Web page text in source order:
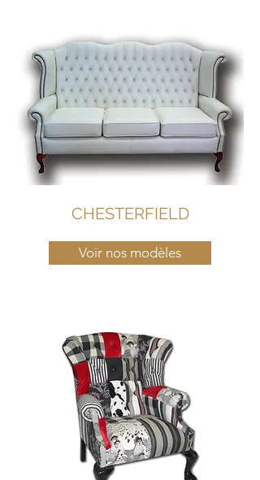
CHESTERFIELD
Voir nos modèles